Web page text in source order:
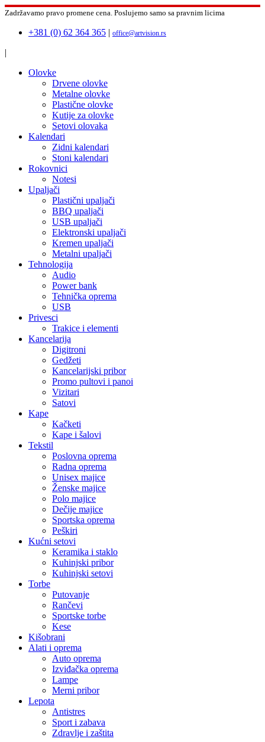
Zadržavamo pravo promene cena. Poslujemo samo sa pravnim licima
+381 (0) 62 364 365 | office@artvision.rs
|
Olovke
Drvene olovke
Metalne olovke
Plastične olovke
Kutije za olovke
Setovi olovaka
Kalendari
Zidni kalendari
Stoni kalendari
Rokovnici
Notesi
Upaljači
Plastični upaljači
BBQ upaljači
USB upaljači
Elektronski upaljači
Kremen upaljači
Metalni upaljači
Tehnologija
Audio
Power bank
Tehnička oprema
USB
Privesci
Trakice i elementi
Kancelarija
Digitroni
Gedžeti
Kancelarijski pribor
Promo pultovi i panoi
Vizitari
Satovi
Kape
Kačketi
Kape i šalovi
Tekstil
Poslovna oprema
Radna oprema
Unisex majice
Ženske majice
Polo majice
Dečije majice
Sportska oprema
Peškiri
Kućni setovi
Keramika i staklo
Kuhinjski pribor
Kuhinjski setovi
Torbe
Putovanje
Rančevi
Sportske torbe
Kese
Kišobrani
Alati i oprema
Auto oprema
Izviđačka oprema
Lampe
Merni pribor
Lepota
Antistres
Sport i zabava
Zdravlje i zaštita